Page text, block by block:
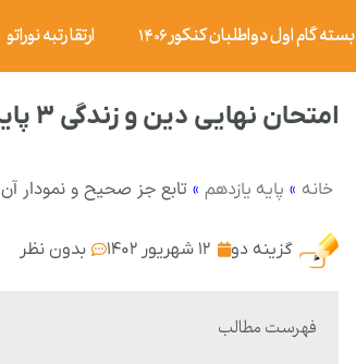
بسته گام اول دواطلبان کنکور ۱۴۰۶ ارتقا رتبه نوراتو
امتحان نهایی دین و زندگی ۳ پایه دوازدهم رشته علوم انسانی شهریور ۱۴۰۲ با پاسخ تشریحی
خانه » پایه یازدهم » تابع جز صحیح و نمودار آن
گزینه دو ۱۲ شهریور ۱۴۰۲ بدون نظر
فهرست مطالب